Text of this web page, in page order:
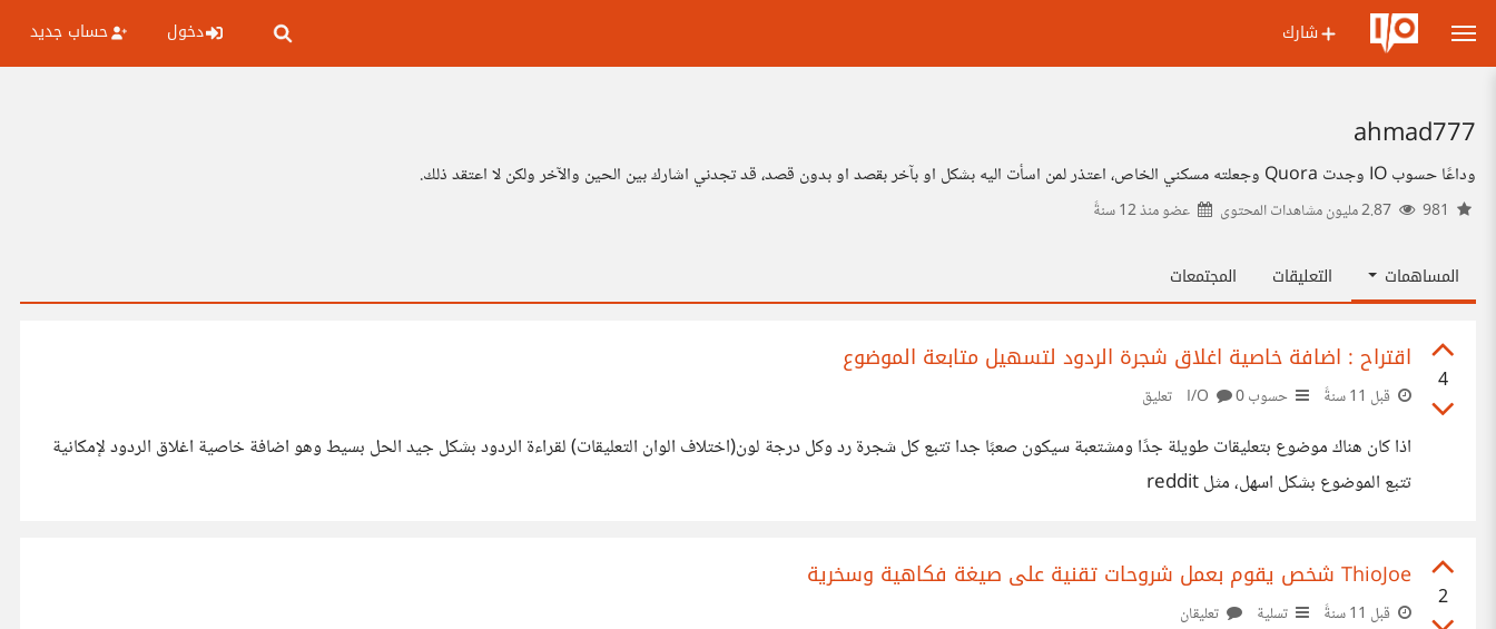
شارك دخول حساب جديد
ahmad777
وداعًا حسوب IO وجدت Quora وجعلته مسكني الخاص، اعتذر لمن اسأت اليه بشكل او بآخر بقصد او بدون قصد، قد تجدني اشارك بين الحين والآخر ولكن لا اعتقد ذلك.
عضو منذ12 سنةً
المساهمات التعليقات المجتمعات
4
اقتراح : اضافة خاصية اغلاق شجرة الردود لتسهيل متابعة الموضوع
قبل 11 سنةً حسوب I/O0 تعليق
اذا كان هناك موضوع بتعليقات طويلة جدًا ومشتعبة سيكون صعبًا جدا تتبع كل شجرة رد وكل درجة لون(اختلاف الوان التعليقات) لقراءة الردود بشكل جيد الحل بسيط وهو اضافة خاصية اغلاق الردود لإمكانية
تتبع الموضوع بشكل اسهل، مثل reddit
2
ThioJoe شخص يقوم بعمل شروحات تقنية على صيغة فكاهية وسخرية
قبل 11 سنةً تسلية تعليقان